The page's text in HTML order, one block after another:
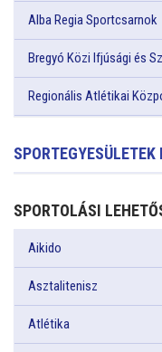
Alba Regia Sportcsarnok
Bregyó Közi Ifjúsági és
Regionális Atlétikai
SPORTEGYESÜLETEK
SPORTOLÁSI
Aikido
Asztalitenisz
Atlétika